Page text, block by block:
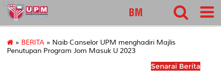
127
BM
» BERITA » Naib Canselor UPM menghadiri Majlis
Penutupan Program Jom Masuk U 2023
Senarai Berita